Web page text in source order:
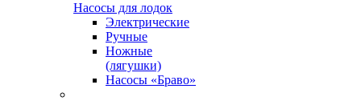
Насосы для лодок
Электрические
Ручные
Ножные
(лягушки)
Насосы «Браво»